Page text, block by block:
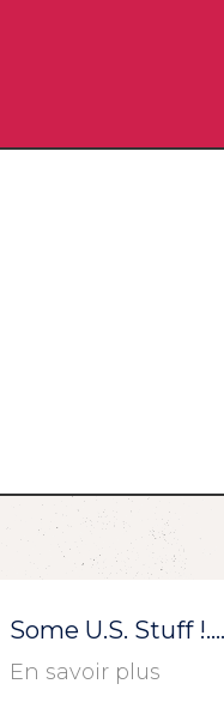
Some U.S. Stuff
En savoir plus